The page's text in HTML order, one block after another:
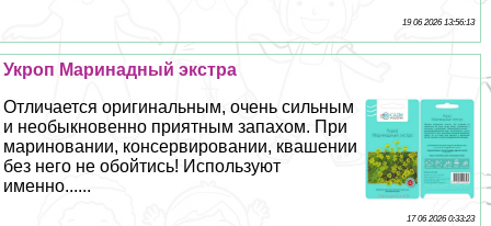
19 06 2026 13:56:13
Укроп Маринадный экстра
Отличается оригинальным, очень сильным
и необыкновенно приятным запахом. При
мариновании, консервировании, квашении
без него не обойтись! Используют
именно......
17 06 2026 0:33:23